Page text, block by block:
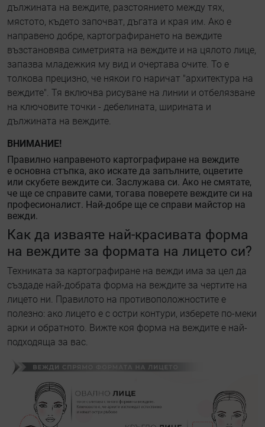
дължината на веждите, разстоянието между тях,
мястото, където започват, дъгата и края им. Ако е
направено добре, картографирането на веждите
възстановява симетрията на веждите и на цялото лице,
запазва младежкия му вид и очертава очите. То е
толкова прецизно, че някои го наричат "архитектура на
веждите". Тя включва рисуване на линии и отбелязване
на ключовите точки - дебелината, ширината и
дължината на веждите.
ВНИМАНИЕ!
Правилно направеното картографиране на веждите
е основна стъпка, ако искате да запълните, оцветите
или скубете веждите си. Заслужава си. Ако не смятате,
че ще се справите сами, тогава поверете веждите си на
професионалист. Най-добре ще се справи майстор на
вежди.
Как да изваяте най-красивата форма
на веждите за формата на лицето си?
Техниката за картографиране на вежди има за цел да
създаде най-добрата форма на веждите за чертите на
лицето ни. Правилото на противоположностите е
полезно: ако лицето е с остри контури, изберете по-меки
арки и обратното. Вижте коя форма на веждите е най-
подходяща за вас.